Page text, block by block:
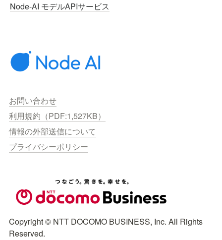
Node-AI モデルAPIサービス
お問い合わせ
利用規約（PDF:1,527KB）
情報の外部送信について
プライバシーポリシー
Copyright © NTT DOCOMO BUSINESS, Inc. All Rights
Reserved.